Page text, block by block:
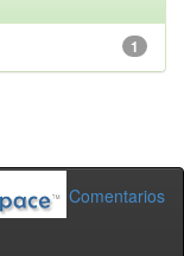
1
Comentarios